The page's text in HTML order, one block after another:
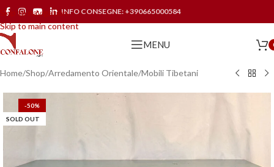
Skip to navigation
Skip to main content
INFO CONSEGNE: +390665000584
MENU
Home/Shop/Arredamento Orientale/Mobili Tibetani
-50%
SOLD OUT